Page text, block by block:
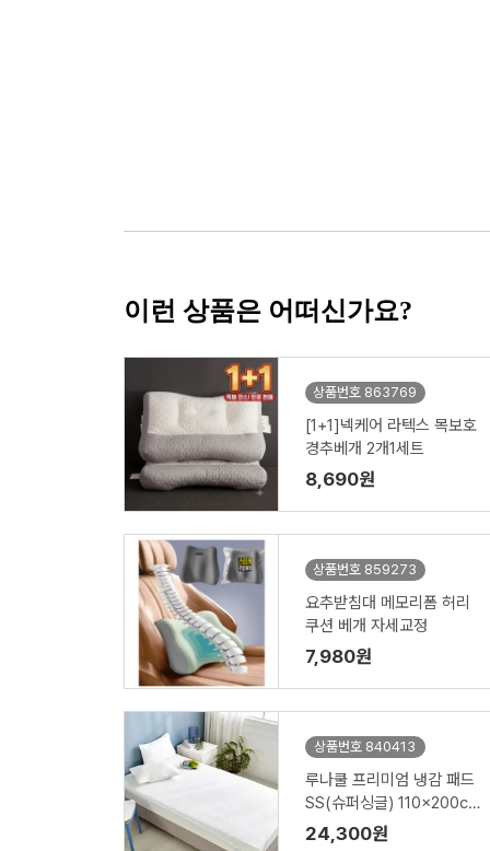
이런 상품은 어떠신가요?
상품번호 863769
[1+1]넥케어 라텍스 목보호
경추베개 2개1세트
8,690원
상품번호 859273
요추받침대 메모리폼 허리
쿠션 베개 자세교정
7,980원
상품번호 840413
루나쿨 프리미엄 냉감 패드
SS(슈퍼싱글) 110x200c
m
24,300원